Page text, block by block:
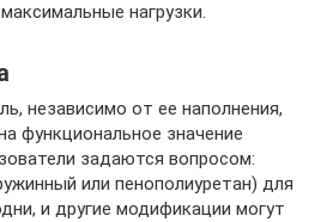
нагрузки.
независимо от ее наполнения,
функциональное значение
задаются вопросом:
или пенополиуретан) для
и другие модификации могут